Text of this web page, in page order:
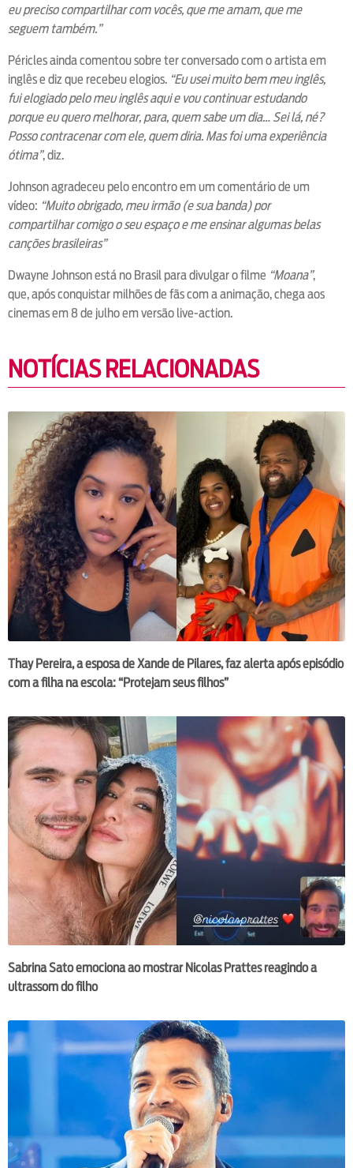
eu preciso compartilhar com vocês, que me amam, que me
seguem também.”
Péricles ainda comentou sobre ter conversado com o artista em
inglês e diz que recebeu elogios. “Eu usei muito bem meu inglês,
fui elogiado pelo meu inglês aqui e vou continuar estudando
porque eu quero melhorar, para, quem sabe um dia… Sei lá, né?
Posso contracenar com ele, quem diria. Mas foi uma experiência
ótima”, diz.
Johnson agradeceu pelo encontro em um comentário de um
vídeo: “Muito obrigado, meu irmão (e sua banda) por
compartilhar comigo o seu espaço e me ensinar algumas belas
canções brasileiras”
Dwayne Johnson está no Brasil para divulgar o filme “Moana”,
que, após conquistar milhões de fãs com a animação, chega aos
cinemas em 8 de julho em versão live-action.
NOTÍCIAS RELACIONADAS
Thay Pereira, a esposa de Xande de Pilares, faz alerta após episódio
com a filha na escola: “Protejam seus filhos”
Sabrina Sato emociona ao mostrar Nicolas Prattes reagindo a
ultrassom do filho